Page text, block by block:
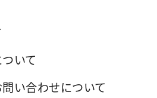
いて
い合わせについて